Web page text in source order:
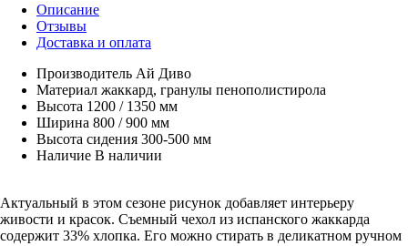
Описание
Отзывы
Доставка и оплата
Производитель Ай Диво
Материал жаккард, гранулы пенополистирола
Высота 1200 / 1350 мм
Ширина 800 / 900 мм
Высота сидения 300-500 мм
Наличие В наличии
Актуальный в этом сезоне рисунок добавляет интерьеру
живости и красок. Съемный чехол из испанского жаккарда
содержит 33% хлопка. Его можно стирать в деликатном ручном